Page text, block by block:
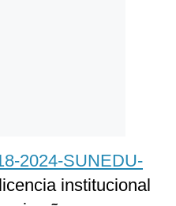
2024-SUNEDU-
institucional